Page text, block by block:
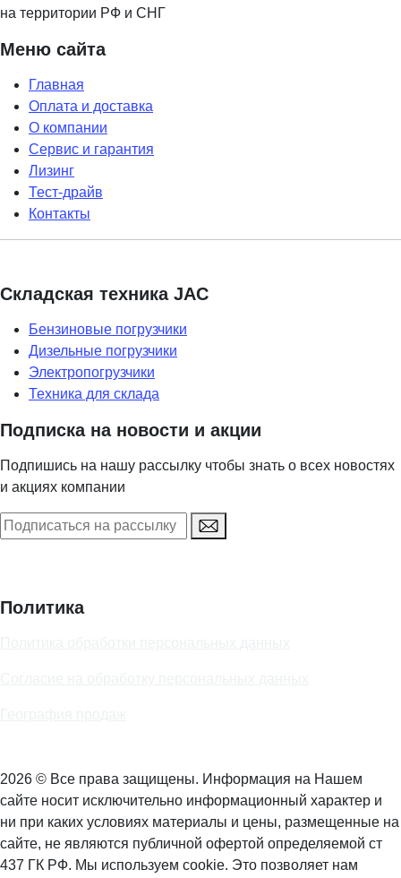
на территории РФ и СНГ
Меню сайта
Главная
Оплата и доставка
О компании
Сервис и гарантия
Лизинг
Тест-драйв
Контакты
Складская техника JAC
Бензиновые погрузчики
Дизельные погрузчики
Электропогрузчики
Техника для склада
Подписка на новости и акции
Подпишись на нашу рассылку чтобы знать о всех новостях
и акциях компании
Политика
2026 © Все права защищены. Информация на Нашем
сайте носит исключительно информационный характер и
ни при каких условиях материалы и цены, размещенные на
сайте, не являются публичной офертой определяемой ст
437 ГК РФ. Мы используем cookie. Это позволяет нам